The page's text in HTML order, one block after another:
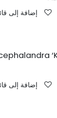
إضافة إلى
إضافة إلى